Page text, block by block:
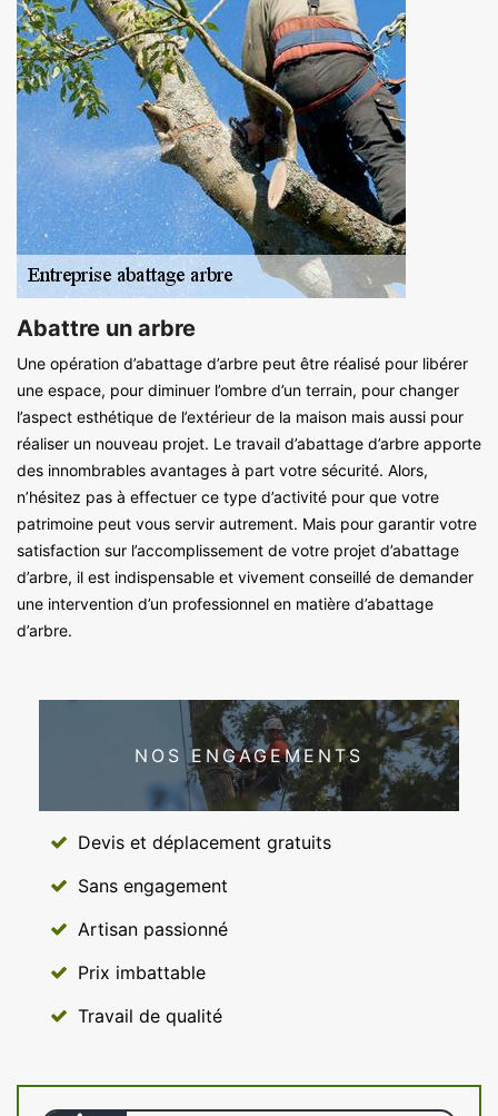
Abattre un arbre
Une opération d’abattage d’arbre peut être réalisé pour libérer
une espace, pour diminuer l’ombre d’un terrain, pour changer
l’aspect esthétique de l’extérieur de la maison mais aussi pour
réaliser un nouveau projet. Le travail d’abattage d’arbre apporte
des innombrables avantages à part votre sécurité. Alors,
n’hésitez pas à effectuer ce type d’activité pour que votre
patrimoine peut vous servir autrement. Mais pour garantir votre
satisfaction sur l’accomplissement de votre projet d’abattage
d’arbre, il est indispensable et vivement conseillé de demander
une intervention d’un professionnel en matière d’abattage
d’arbre.
NOS ENGAGEMENTS
Devis et déplacement gratuits
Sans engagement
Artisan passionné
Prix imbattable
Travail de qualité